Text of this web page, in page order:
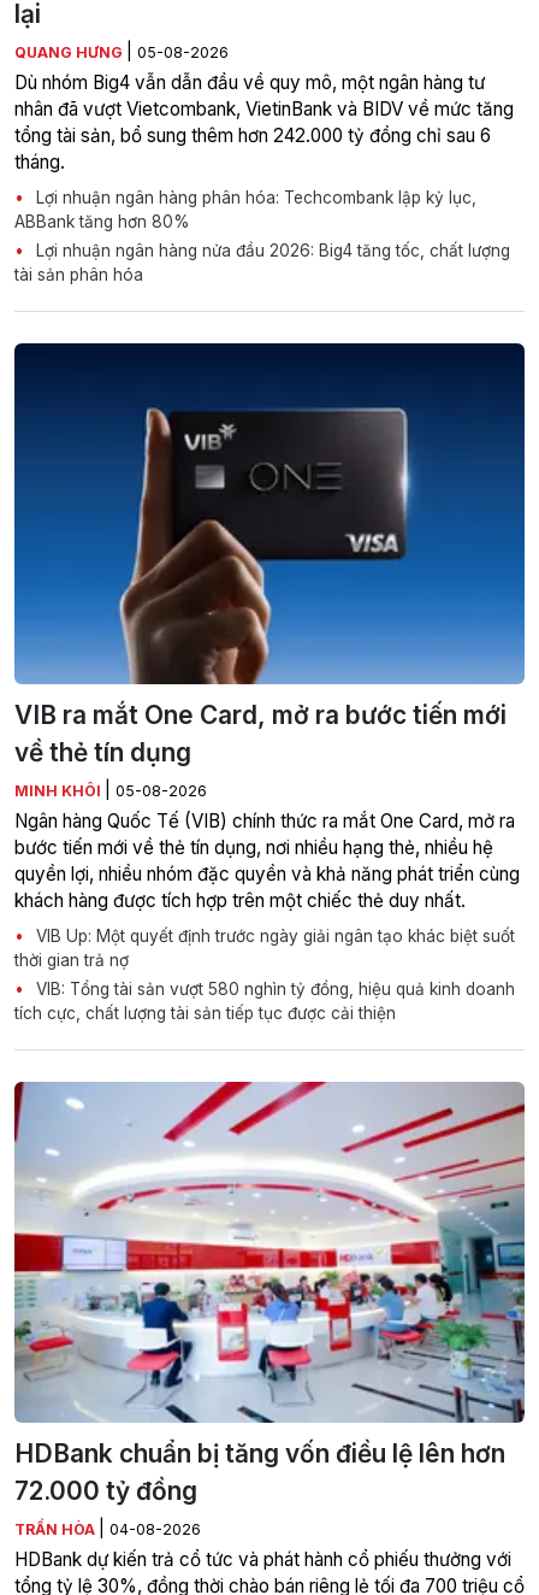
lại
QUANG HƯNG 05-08-2026
Dù nhóm Big4 vẫn dẫn đầu về quy mô, một ngân hàng tư
nhân đã vượt Vietcombank, VietinBank và BIDV về mức tăng
tổng tài sản, bổ sung thêm hơn 242.000 tỷ đồng chỉ sau 6
tháng.
Lợi nhuận ngân hàng phân hóa: Techcombank lập kỷ lục,
ABBank tăng hơn 80%
Lợi nhuận ngân hàng nửa đầu 2026: Big4 tăng tốc, chất lượng
tài sản phân hóa
VIB ra mắt One Card, mở ra bước tiến mới
về thẻ tín dụng
MINH KHÔI 05-08-2026
Ngân hàng Quốc Tế (VIB) chính thức ra mắt One Card, mở ra
bước tiến mới về thẻ tín dụng, nơi nhiều hạng thẻ, nhiều hệ
quyền lợi, nhiều nhóm đặc quyền và khả năng phát triển cùng
khách hàng được tích hợp trên một chiếc thẻ duy nhất.
VIB Up: Một quyết định trước ngày giải ngân tạo khác biệt suốt
thời gian trả nợ
VIB: Tổng tài sản vượt 580 nghìn tỷ đồng, hiệu quả kinh doanh
tích cực, chất lượng tài sản tiếp tục được cải thiện
HDBank chuẩn bị tăng vốn điều lệ lên hơn
72.000 tỷ đồng
TRẦN HÒA 04-08-2026
HDBank dự kiến trả cổ tức và phát hành cổ phiếu thưởng với
tổng tỷ lệ 30%, đồng thời chào bán riêng lẻ tối đa 700 triệu cổ